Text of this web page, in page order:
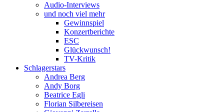
Audio-Interviews
und noch viel mehr
Gewinnspiel
Konzertberichte
ESC
Glückwunsch!
TV-Kritik
Schlagerstars
Andrea Berg
Andy Borg
Beatrice Egli
Florian Silbereisen